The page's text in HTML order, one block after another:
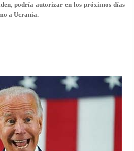
podría autorizar en los próximos días
a Ucrania.